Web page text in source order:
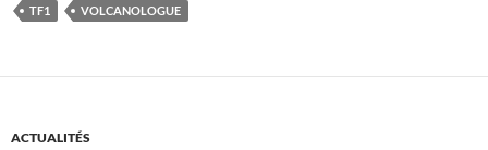
TF1
VOLCANOLOGUE
ACTUALITÉS